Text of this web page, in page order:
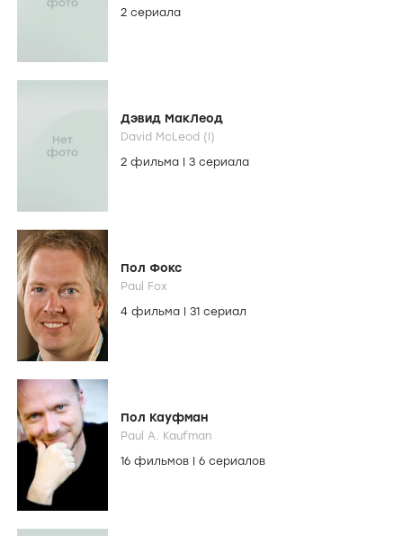
2 сериала
Дэвид МакЛеод
David McLeod (I)
2 фильма
3 сериала
Пол Фокс
Paul Fox
4 фильма
31 сериал
Пол Кауфман
Paul A. Kaufman
16 фильмов
6 сериалов